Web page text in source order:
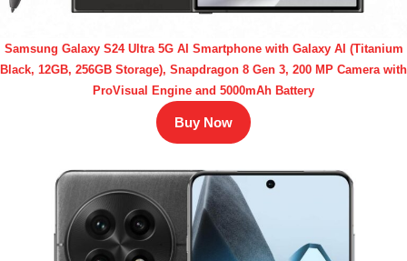
Samsung Galaxy S24 Ultra 5G AI Smartphone with Galaxy AI (Titanium
Black, 12GB, 256GB Storage), Snapdragon 8 Gen 3, 200 MP Camera with
ProVisual Engine and 5000mAh Battery
Buy Now